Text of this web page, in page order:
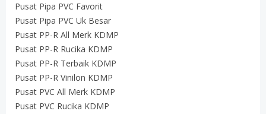
Pusat Pipa PVC Favorit
Pusat Pipa PVC Uk Besar
Pusat PP-R All Merk KDMP
Pusat PP-R Rucika KDMP
Pusat PP-R Terbaik KDMP
Pusat PP-R Vinilon KDMP
Pusat PVC All Merk KDMP
Pusat PVC Rucika KDMP